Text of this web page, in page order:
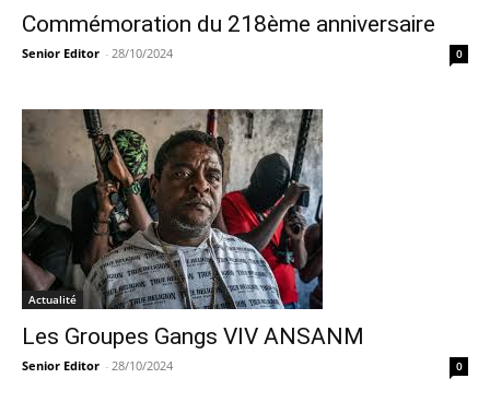
Commémoration du 218ème anniversaire
Senior Editor - 28/10/2024 0
Actualité
Les Groupes Gangs VIV ANSANM
Senior Editor - 28/10/2024 0